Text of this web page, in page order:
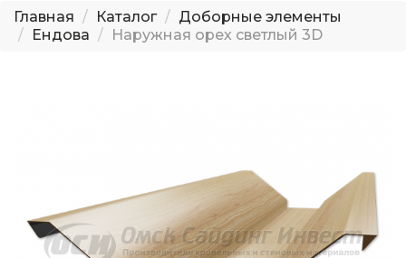
Главная Каталог
Доборные элементы
Ендова
Наружная орех светлый 3D